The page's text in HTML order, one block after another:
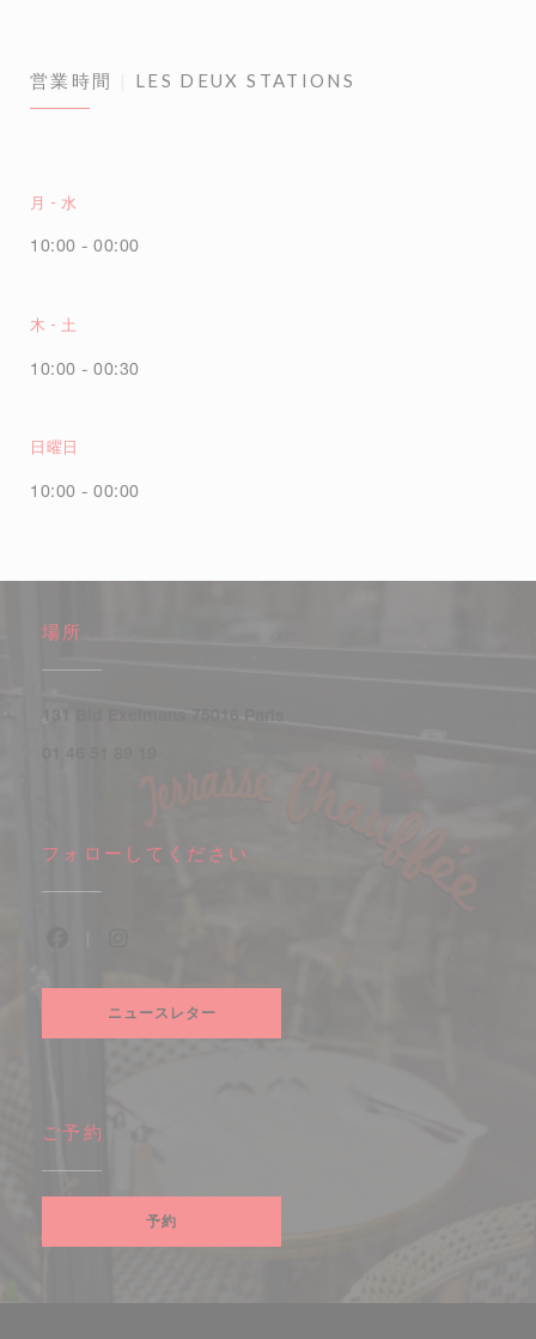
営業時間 LES DEUX STATIONS
月 - 水
10:00 - 00:00
木 - 土
10:00 - 00:30
日曜日
10:00 - 00:00
場所
131 Bld Exelmans 75016 Paris
フォローしてください
ニュースレター
ご予約
予約